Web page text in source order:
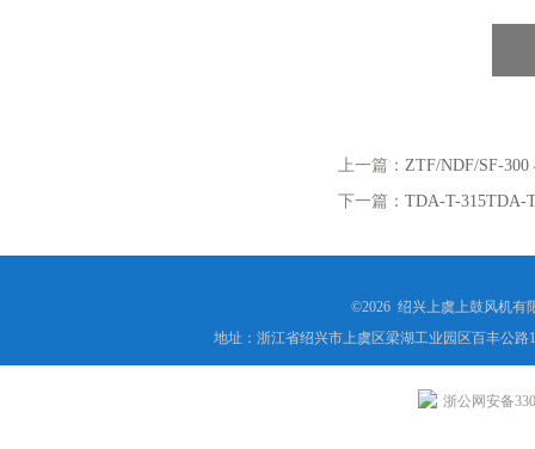
上一篇： ZTF/NDF/SF-
下一篇： TDA-T-315TDA-
©2026 绍兴上虞上鼓风机有
地址：浙江省绍兴市上虞区梁湖工业园区百丰公路
浙公网安备